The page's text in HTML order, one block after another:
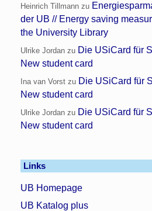
Heinrich Tillmann zu
der UB // Energy saving
the University Library
Ulrike Jordan zu Die USiCard für
New student card
Ina van Vorst zu Die USiCard für
New student card
Ulrike Jordan zu Die USiCard für
New student card
Links
UB Homepage
UB Katalog plus